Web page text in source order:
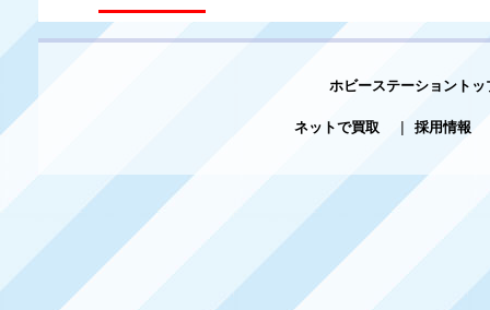
ホビーステーショントッ
ネットで買取
| 採用情報